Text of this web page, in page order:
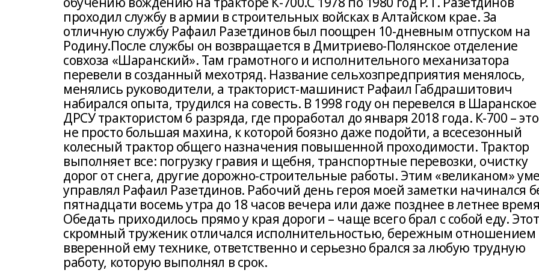
проходил службу в армии в строительных войсках в Алтайском крае. За
отличную службу Рафаил Разетдинов был поощрен 10-дневным отпуском на
Родину.После службы он возвращается в Дмитриево-Полянское отделение
совхоза «Шаранский». Там грамотного и исполнительного механизатора
перевели в созданный мехотряд. Название сельхозпредприятия менялось,
менялись руководители, а тракторист-машинист Рафаил Габдрашитович
набирался опыта, трудился на совесть. В 1998 году он перевелся в Шаранское
ДРСУ трактористом 6 разряда, где проработал до января 2018 года. К-700 – это
не просто большая махина, к которой боязно даже подойти, а всесезонный
колесный трактор общего назначения повышенной проходимости. Трактор
выполняет все: погрузку гравия и щебня, транспортные перевозки, очистку
дорог от снега, другие дорожно-строительные работы. Этим «великаном»
управлял Рафаил Разетдинов. Рабочий день героя моей заметки начинался
пятнадцати восемь утра до 18 часов вечера или даже позднее в летнее
Обедать приходилось прямо у края дороги – чаще всего брал с собой еду. Этот
скромный труженик отличался исполнительностью, бережным отношением
вверенной ему технике, ответственно и серьезно брался за любую трудную
работу, которую выполнял в срок.